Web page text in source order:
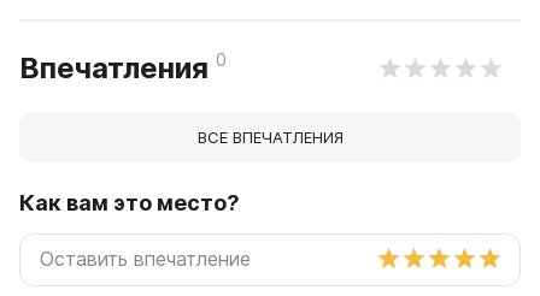
Впечатления 0
ВСЕ ВПЕЧАТЛЕНИЯ
Как вам это место?